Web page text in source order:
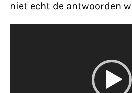
niet echt de antwoorden